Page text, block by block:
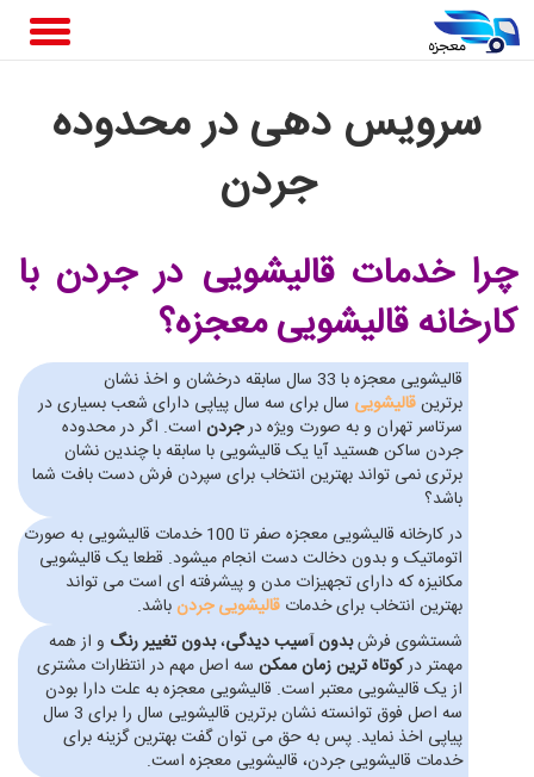
سرویس دهی در محدوده
جردن
چرا خدمات قالیشویی در جردن با
کارخانه قالیشویی معجزه؟
قالیشویی معجزه با 33 سال سابقه درخشان و اخذ نشان
برترینقالیشویی سال برای سه سال پیاپی دارای شعب بسیاری در
سرتاسر تهران و به صورت ویژه درجردن است. اگر در محدوده
جردن ساکن هستید آیا یک قالیشویی با سابقه با چندین نشان
برتری نمی تواند بهترین انتخاب برای سپردن فرش دست بافت شما
باشد؟
در کارخانه قالیشویی معجزه صفر تا 100 خدمات قالیشویی به صورت
اتوماتیک و بدون دخالت دست انجام میشود. قطعا یک قالیشویی
مکانیزه که دارای تجهیزات مدن و پیشرفته ای است می تواند
بهترین انتخاب برای خدمات قالیشویی جردنباشد.
شستشوی فرشبدون آسیب دیدگی،بدون تغییر رنگ و از همه
مهمتر درکوتاه ترین زمان ممکن سه اصل مهم در انتظارات مشتری
از یک قالیشویی معتبر است. قالیشویی معجزه به علت دارا بودن
سه اصل فوق توانسته نشان برترین قالیشویی سال را برای 3 سال
پیاپی اخذ نماید. پس به حق می توان گفت بهترین گزینه برای
خدمات قالیشویی جردن، قالیشویی معجزه است.